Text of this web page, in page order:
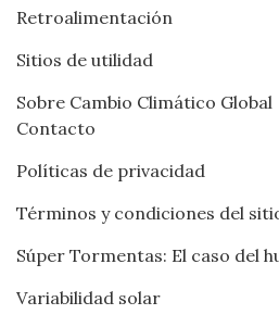
Retroalimentación
Sitios de utilidad
Sobre Cambio Climático Global
Contacto
Políticas de privacidad
Términos y condiciones del
Súper Tormentas: El caso del
Variabilidad solar